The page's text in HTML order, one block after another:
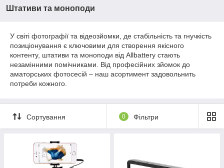
Штативи та моноподи
У світі фотографії та відеозйомки, де стабільність та гнучкість
позиціонування є ключовими для створення якісного
контенту, штативи та моноподи від Allbattery стають
незамінними помічниками. Від професійних зйомок до
аматорських фотосесій – наш асортимент задовольнить
потреби кожного.
Сортування 0 Фільтри